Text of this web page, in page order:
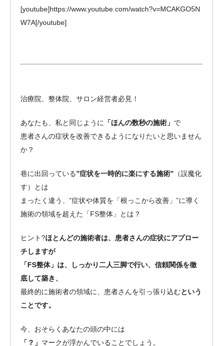
[youtube]https://www.youtube.com/watch?v=MCAKGO5N
W7A[/youtube]
治療院、整体院、サロン経営者必見！
あなたも、私と同じように 「ほんの数秒の施術」 で
患者さんの症状を改善できるようになりたいと思いません
か？
巷に出回っている”症状を一時的に楽にする施術” （誤魔化
す）とは
まったく違う、”症状や体質を「根っこから改善」”に導く
施術の領域を超えた「FS整体」とは？
ヒント?ほとんどの施術者は、患者さんの症状にアプロー
チしますが
「FS整体」は、しっかり二人三脚で行い、信頼関係を徹
底して築き、
最終的に施術者の領域に、患者さんを引っ張り込むという
ことです。
今、おそらくあなたの頭の中には
「？」 マークが浮かんでいることでしょう。